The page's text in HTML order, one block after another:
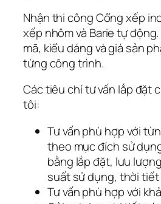
Nhận thi công Cổng xếp
xếp nhôm và Barie tự động.
mã, kiểu dáng và giá sản
từng công trình.
Các tiêu chí tư vấn lắp đặt
tôi:
Tư vấn phù hợp với
theo mục đích sử
bằng lắp đặt, lưu
suất sử dụng, thời tiết
Tư vấn phù hợp với